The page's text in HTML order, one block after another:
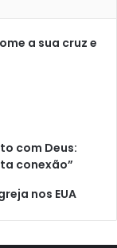
a sua cruz e
com Deus:
conexão”
nos EUA